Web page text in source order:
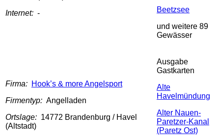
Internet: -
Beetzsee
und weitere 89
Gewässer
Firma: Hook’s & more Angelsport
Firmentyp: Angelladen
Ortslage: 14772 Brandenburg / Havel
(Altstadt)
Ausgabe
Gastkarten
Alte
Havelmündung
Alter Nauen-
Paretzer-Kanal
(Paretz Ost)